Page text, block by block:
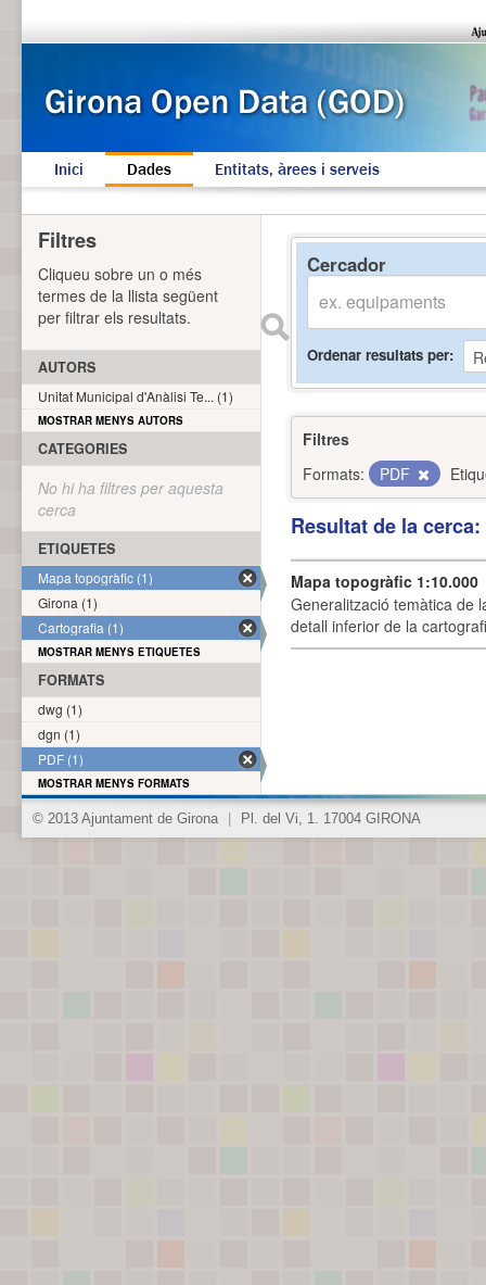
Inici Dades Entitats, àrees i serveis
Cercador
Ordenar resultats per
Filtres
Formats:
PDF
Resultat de la
Mapa topogràfic 1:10.000
Generalització temàtica de
detall inferior de la
Filtres
Cliqueu sobre un o més
termes de la llista següent
per filtrar els resultats.
AUTORS
Unitat Municipal d'Anàlisi Te... (1)
MOSTRAR MENYS AUTORS
CATEGORIES
No hi ha filtres per aquesta
cerca
ETIQUETES
Mapa topogràfic (1)
Girona (1)
Cartografia (1)
MOSTRAR MENYS ETIQUETES
FORMATS
dwg (1)
dgn (1)
PDF (1)
MOSTRAR MENYS FORMATS
© 2013 Ajuntament de Girona Pl. del Vi, 1. 17004 GIRONA